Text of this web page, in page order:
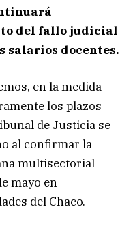
del fallo judicial
salarios docentes.
en la medida
los plazos
de Justicia se
al confirmar la
multisectorial
mayo en
del Chaco.